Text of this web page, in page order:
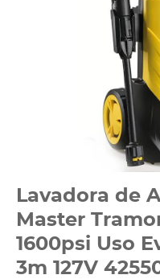
Lavadora de
Master
1600psi Uso
3m 127V